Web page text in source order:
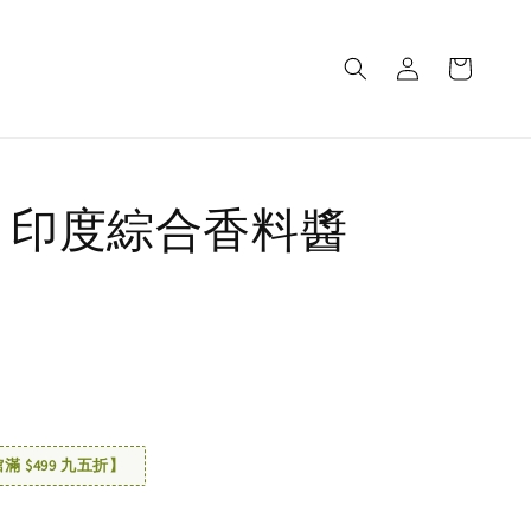
印度綜合香料醬
$499 九五折】